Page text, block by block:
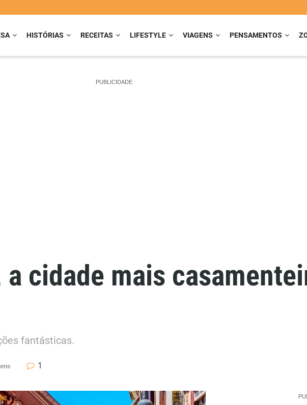
HISTÓRIAS RECEITAS LIFESTYLE VIAGENS PENSAMENTOS
PUBLICIDADE
cidade mais
fantásticas.
1